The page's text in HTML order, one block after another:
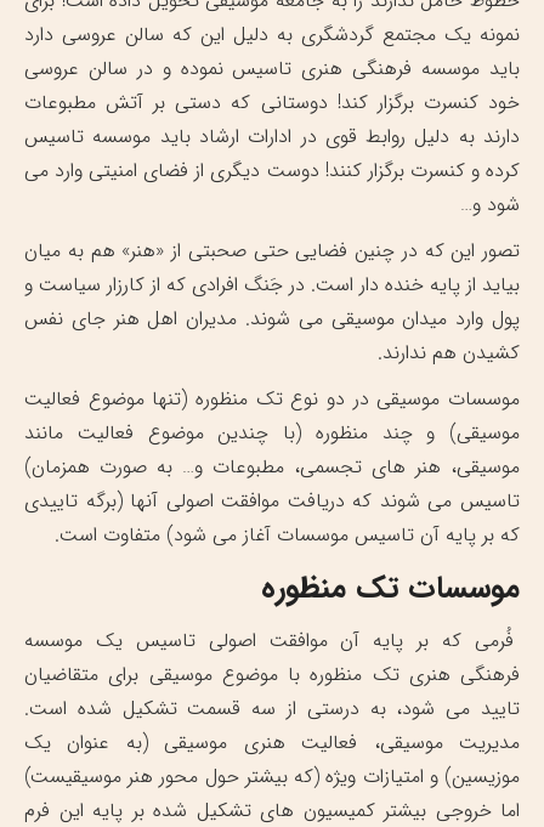
نمونه یک مجتمع گردشگری به دلیل این که سالن عروسی دارد
باید موسسه فرهنگی هنری تاسیس نموده و در سالن عروسی
خود کنسرت برگزار کند! دوستانی که دستی بر آتش مطبوعات
دارند به دلیل روابط قوی در ادارات ارشاد باید موسسه تاسیس
کرده و کنسرت برگزار کنند! دوست دیگری از فضای امنیتی وارد می
شود و…
تصور این که در چنین فضایی حتی صحبتی از «هنر» هم به میان
بیاید از پایه خنده دار است. در جَنگ افرادی که از کارزار سیاست و
پول وارد میدان موسیقی می شوند. مدیران اهل هنر جای نفس
کشیدن هم ندارند.
موسسات موسیقی در دو نوع تک منظوره (تنها موضوع فعالیت
موسیقی) و چند منظوره (با چندین موضوع فعالیت مانند
موسیقی، هنر های تجسمی، مطبوعات و… به صورت همزمان)
تاسیس می شوند که دریافت موافقت اصولی آنها (برگه تاییدی
که بر پایه آن تاسیس موسسات آغاز می شود) متفاوت است.
موسسات تک منظوره
فُرمی که بر پایه آن موافقت اصولی تاسیس یک موسسه
فرهنگی هنری تک منظوره با موضوع موسیقی برای متقاضیان
تایید می شود، به درستی از سه قسمت تشکیل شده است.
مدیریت موسیقی، فعالیت هنری موسیقی (به عنوان یک
موزیسین) و امتیازات ویژه (که بیشتر حول محور هنر موسیقیست)
اما خروجی بیشتر کمیسیون های تشکیل شده بر پایه این فرم